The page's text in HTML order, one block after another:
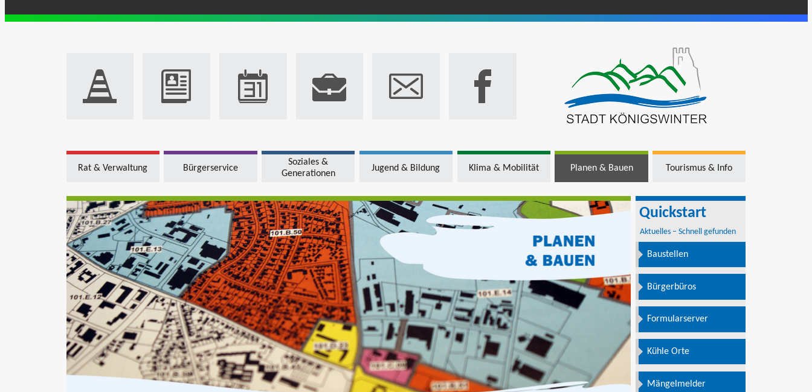
Rat & Verwaltung Bürgerservice
Soziales &
Generationen
Jugend & Bildung Klima & Mobilität Planen & Bauen Tourismus & Info
Quickstart
Aktuelles – Schnell gefunden
Baustellen
Bürgerbüros
Formularserver
Kühle Orte
Mängelmelder